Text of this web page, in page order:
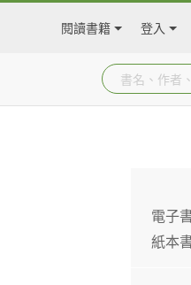
閱讀書籍 登入
電子
紙本